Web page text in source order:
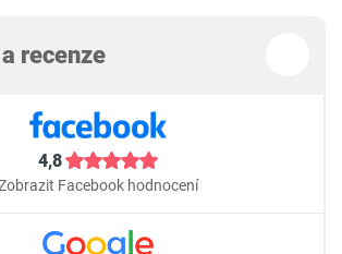
recenze
4,8
Facebook hodnocení